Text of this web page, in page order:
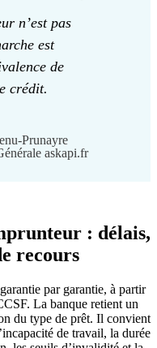
n’est pas
est
de
crédit.
Prunayre
askapi.fr
: délais,
recours
par garantie, à partir
La banque retient un
du type de prêt. Il convient
de travail, la durée